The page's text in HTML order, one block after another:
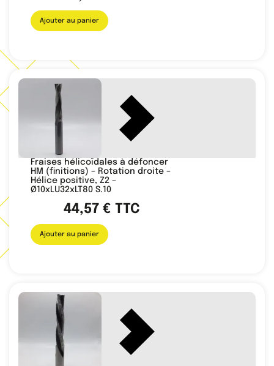
Ajouter au panier
Fraises hélicoïdales à défoncer
HM (finitions) – Rotation droite –
Hélice positive, Z2 –
Ø10xLU32xLT80 S.10
44,57 € TTC
Ajouter au panier